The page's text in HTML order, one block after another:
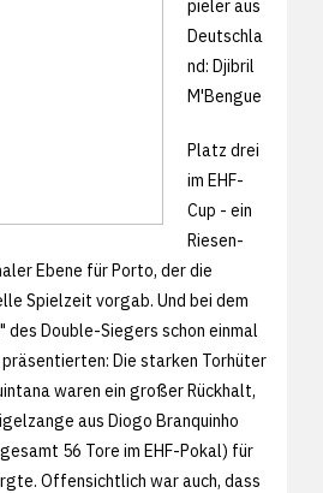
pieler aus
Deutschla
nd: Djibril
M'Bengue
Platz drei
im EHF-
Cup - ein
Riesen-
Ebene für Porto, der die
Spielzeit vorgab. Und bei dem
des Double-Siegers schon einmal
Die starken Torhüter
waren ein großer Rückhalt,
aus Diogo Branquinho
56 Tore im EHF-Pokal) für
Offensichtlich war auch, dass